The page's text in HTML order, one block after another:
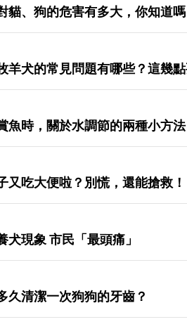
貓、狗的危害有多大，你知道嗎
羊犬的常見問題有哪些？這幾
魚時，關於水調節的兩種小方法
又吃大便啦？別慌，還能搶救！
犬現象 市民「最頭痛」
久清潔一次狗狗的牙齒？